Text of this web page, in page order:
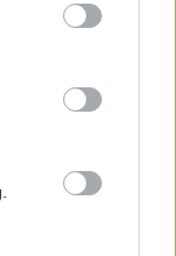
vezető